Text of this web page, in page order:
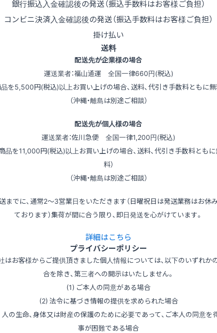
銀行振込入金確認後の発送（振込手数料はお客様ご負担）
コンビニ決済入金確認後の発送（振込手数料はお客様ご負担）
掛け払い
送料
配送先が企業様の場合
運送業者：福山通運 全国一律660円(税込)
品を5,500円(税込)以上お買い上げの場合、送料、代引き手数料ともに無
（沖縄・離島は別途ご相談）
配送先が個人様の場合
運送業者：佐川急便 全国一律1,200円(税込)
品を11,000円(税込)以上お買い上げの場合、送料、代引き手数料とも
料）
（沖縄・離島は別途ご相談）
までに、通常2～3営業日をいただきます（日曜祝日は発送業務はお休
ております）集荷が間に合う限り、即日発送を心がけています。
詳細はこちら
プライバシーポリシー
はお客様からご提供頂きました個人情報については、以下のいずれか
合を除き、第三者への開示はいたしません。
(1) ご本人の同意がある場合
(2) 法令に基づき情報の提供を求められた場合
の生命、身体又は財産の保護のために必要であって、ご本人の同意を
事が困難である場合